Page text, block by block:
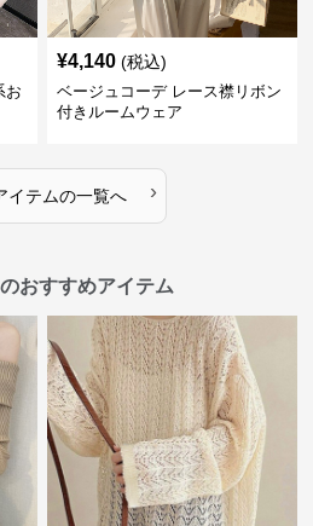
お
¥4,140 (税込)
ベージュコーデ レース襟リボン
付きルームウェア
イテムの一覧へ ›
おすすめアイテム